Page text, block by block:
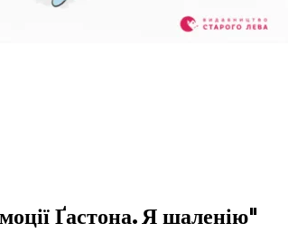
Ґастона. Я шаленію"